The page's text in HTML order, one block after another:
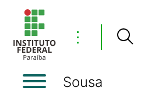
⋮
Sousa